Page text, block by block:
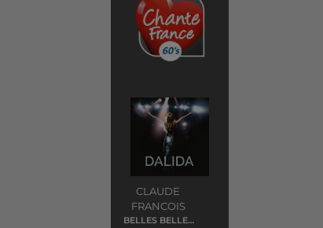
CLAUDE
FRANCOIS
BELLES BELLES